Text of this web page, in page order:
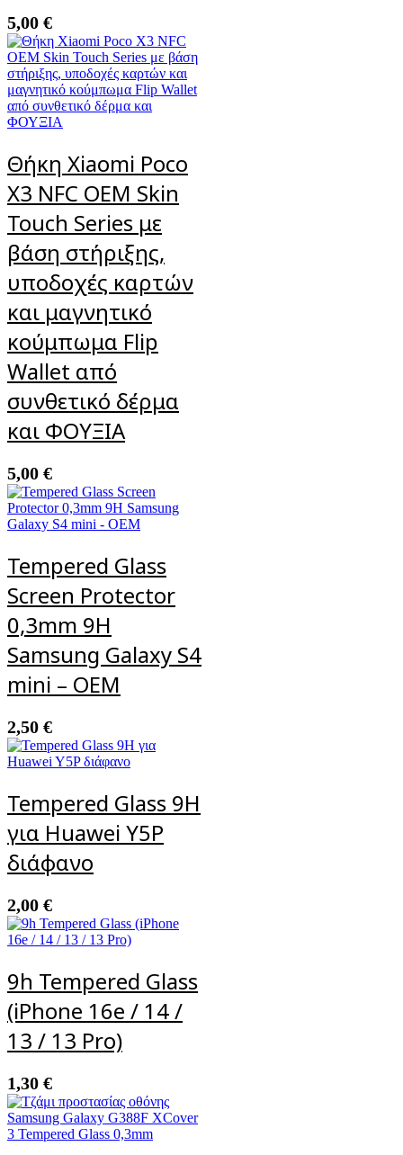
5,00 €
Θήκη Xiaomi Poco
X3 NFC OEM Skin
Touch Series με
βάση στήριξης,
υποδοχές καρτών
και μαγνητικό
κούμπωμα Flip
Wallet από
συνθετικό δέρμα
και ΦΟΥΞΙΑ
5,00 €
Tempered Glass
Screen Protector
0,3mm 9H
Samsung Galaxy S4
mini – OEM
2,50 €
Tempered Glass 9H
για Huawei Y5P
διάφανο
2,00 €
9h Tempered Glass
(iPhone 16e / 14 /
13 / 13 Pro)
1,30 €